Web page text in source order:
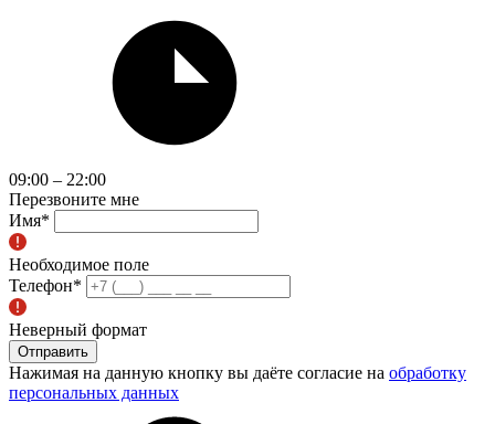
09:00 – 22:00
Перезвоните мне
Имя*
Необходимое поле
Телефон*
Неверный формат
Отправить
Нажимая на данную кнопку вы даёте согласие на обработку
персональных данных